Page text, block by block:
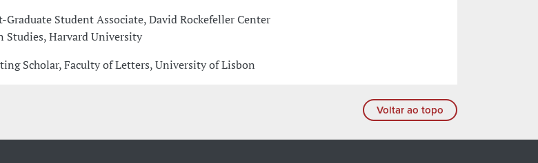
Graduate Student Associate, David Rockefeller Center
Studies, Harvard University
Scholar, Faculty of Letters, University of Lisbon
Voltar ao topo